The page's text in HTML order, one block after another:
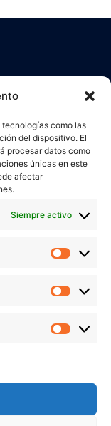
como las
del dispositivo. El
procesar datos como
únicas en este
afectar
Siempre activo
está bajo